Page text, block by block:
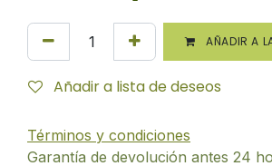
AÑADIR A
Añadir a lista de deseos
Términos y condiciones
Garantía de devolución antes 24